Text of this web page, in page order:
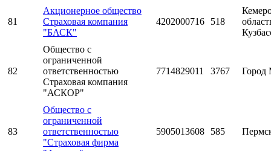
81
Акционерное общество
Страховая компания
"БАСК"
4202000716 518
82
Общество с
ограниченной
ответственностью
Страховая компания
"АСКОР"
7714829011 3767 Город
83
Общество с
ограниченной
ответственностью
"Страховая фирма
5905013608 585